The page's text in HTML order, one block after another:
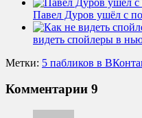
Павел Дуров ушёл с
видеть спойлеры в
Метки: 5 пабликов в
Комментарии 9